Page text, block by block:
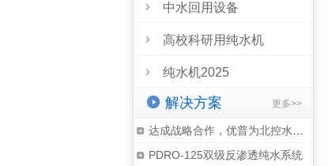
中水回用设备
高校科研用纯水机
纯水机2025
解决方案 更多>>
PDRO-125双级反渗透纯水系统